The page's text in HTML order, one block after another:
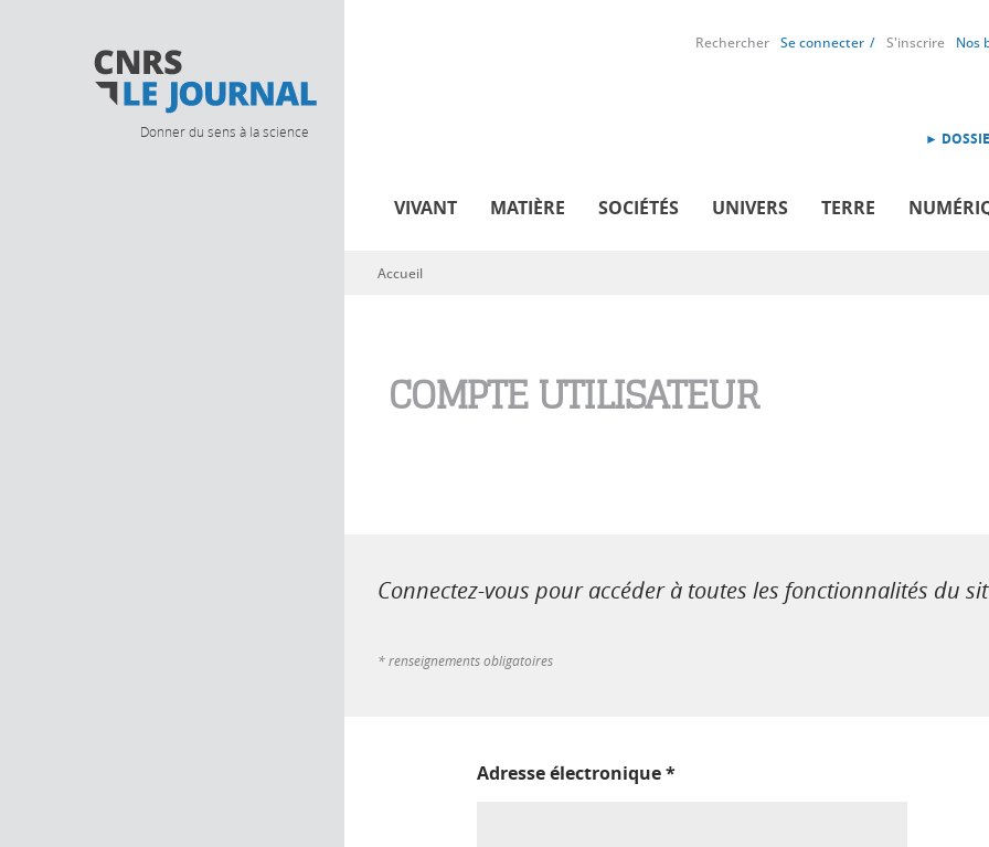
Donner du sens à la science
Rechercher Se connecter S'inscrire Nos
►
VIVANT MATIÈRE SOCIÉTÉS UNIVERS TERRE
Vous êtes ici
Accueil
COMPTE UTILISATEUR
Connectez-vous pour accéder à toutes les fonctionnalités du
* renseignements obligatoires
Adresse électronique*